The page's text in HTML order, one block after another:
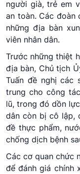
người già, trẻ em
an toàn. Các
những địa bàn
viên nhân dân.
Trước những thiệt
địa bàn, Chủ tịch
Tuấn đề nghị các
trung cho công
lũ, trong đó dồn
dân còn bị cô lập,
đề thực phẩm,
chống dịch bệnh
Các cơ quan chức
để đánh giá chính